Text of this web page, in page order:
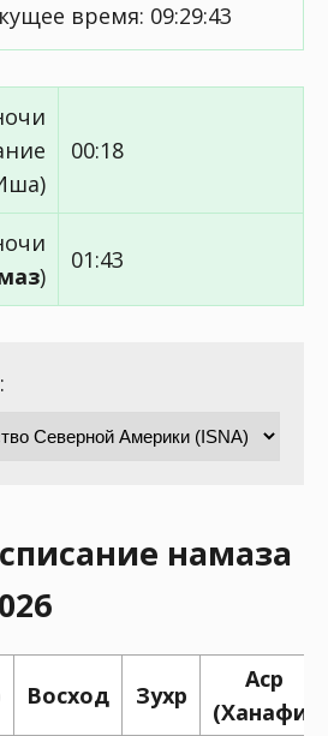
время: 09:29:43
00:18
)
01:43
намаза
Восход Зухр
Аср
(Ханафи)